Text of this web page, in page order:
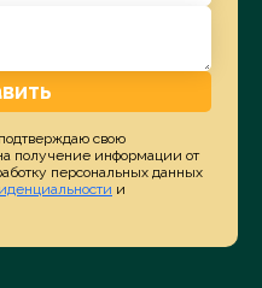
свою
получение информации от
персональных данных
и